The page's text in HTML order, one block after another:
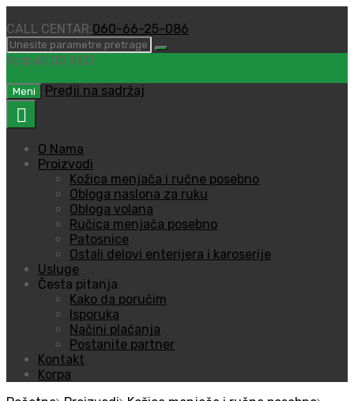
CALL CENTAR:060-66-25-086
Korpa0,00 RSD
Meni Predji na sadržaj
O Nama
Proizvodi
Kožica menjača i ručne posebno
Obloga naslona za ruku
Obloga volana
Ručica menjača posebno
Patosnice
Ostali delovi enterijera i karoserije
Usluge
Česta pitanja
Kako da poručim
Isporuka
Načini plaćanja
Postanite partner
Kontakt
Korpa